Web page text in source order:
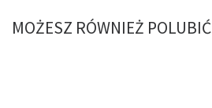
MOŻESZ RÓWNIEŻ POLUBIĆ